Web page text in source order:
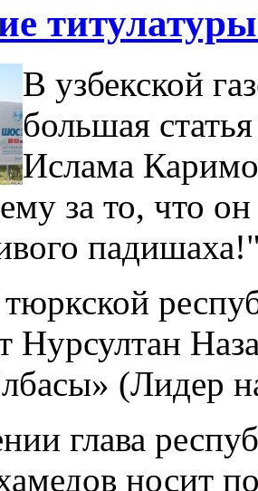
В узбекской
большая
Ислама
за то, что
Нурсултан
(Лидер
глава
носит